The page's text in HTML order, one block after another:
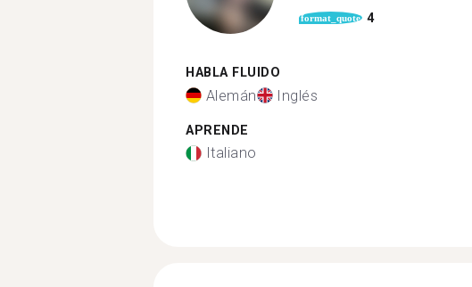
format_quote 4
HABLA FLUIDO
Alemán Inglés
APRENDE
Italiano